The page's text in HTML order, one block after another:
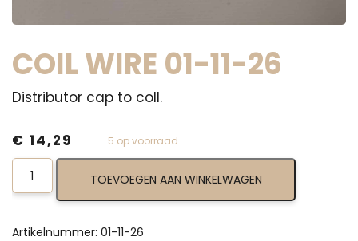
COIL WIRE 01-11-26
Distributor cap to coll.
5 op voorraad
€ 14,29
Coil
Wire
01-
26
TOEVOEGEN AAN WINKELWAGEN
Artikelnummer: 01-11-26